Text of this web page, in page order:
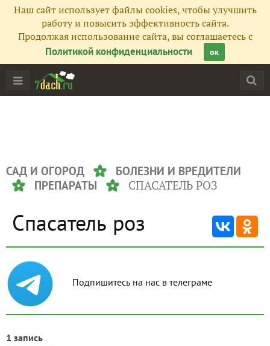
Наш сайт использует файлы cookies, чтобы улучшить
работу и повысить эффективность сайта.
Продолжая использование сайта, вы соглашаетесь с
Политикой конфиденциальности
ок
САД И ОГОРОД
БОЛЕЗНИ И ВРЕДИТЕЛИ
ПРЕПАРАТЫ
СПАСАТЕЛЬ РОЗ
Спасатель роз
Подпишитесь на нас в телеграме
1 запись